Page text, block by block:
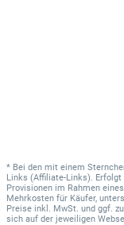
* Bei den mit einem
Links (Affiliate-Links).
Provisionen im Rahmen
Mehrkosten für Käufer,
Preise inkl. MwSt. und ggf.
sich auf der jeweiligen